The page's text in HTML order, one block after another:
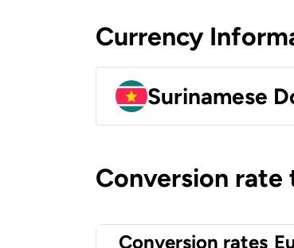
Currency
Surinamese
Conversion
Conversion rates